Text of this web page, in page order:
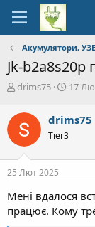
Акумулятори, УЗЕ,
Jk-
А
т
о
р
т
е
м
drims75
Д
а
п
ч
к
у
17
drims75
Tier3
25 Лют 2025
Мені вдалося
працює. Кому